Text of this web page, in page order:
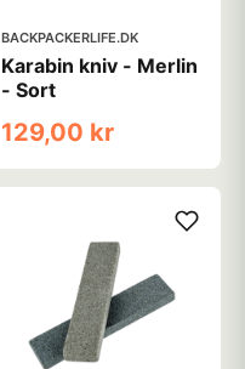
BACKPACKERLIFE.DK
Karabin kniv - Merlin
- Sort
129,00 kr